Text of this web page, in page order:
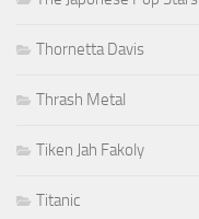
Thornetta Davis
Thrash Metal
Tiken Jah Fakoly
Titanic